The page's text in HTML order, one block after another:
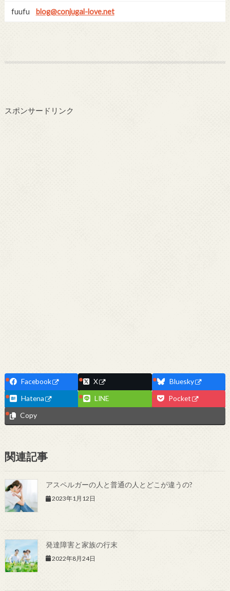
fuufu blog@conjugal-love.net
スポンサードリンク
Facebook X
Bluesky
Hatena
LINE
Pocket
Copy
関連記事
アスペルガーの人と普通の人とどこが違うの?
2023年1月12日
発達障害と家族の行末
2022年8月24日